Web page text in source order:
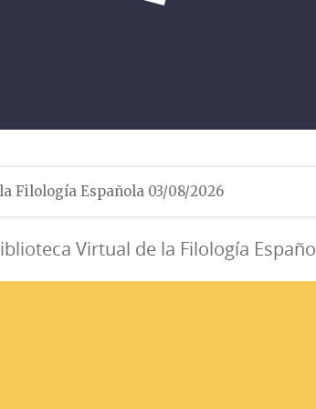
Filología Española 03/08/2026
Virtual de la Filología